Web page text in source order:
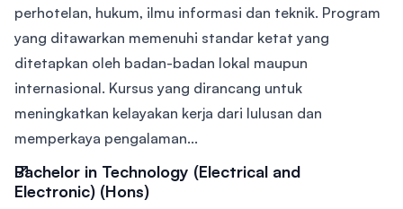
perhotelan, hukum, ilmu informasi dan teknik. Program
yang ditawarkan memenuhi standar ketat yang
ditetapkan oleh badan-badan lokal maupun
internasional. Kursus yang dirancang untuk
meningkatkan kelayakan kerja dari lulusan dan
memperkaya pengalaman...
Bachelor in Technology (Electrical and
Electronic) (Hons)